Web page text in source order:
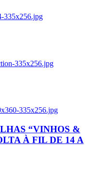
335x256.jpg
335x256.jpg
335x256.jpg
“VINHOS &
À FIL DE 14 A